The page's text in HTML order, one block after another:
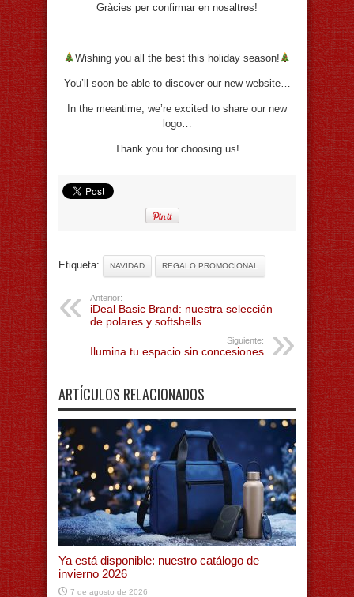
Gràcies per confirmar en nosaltres!
Wishing you all the best this holiday season!
You’ll soon be able to discover our new website…
In the meantime, we’re excited to share our new
logo…
Thank you for choosing us!
Etiqueta: NAVIDAD REGALO PROMOCIONAL
Anterior:
iDeal Basic Brand: nuestra selección
de polares y softshells
Siguiente:
Ilumina tu espacio sin concesiones
ARTÍCULOS RELACIONADOS
Ya está disponible: nuestro catálogo de
invierno 2026
7 de agosto de 2026